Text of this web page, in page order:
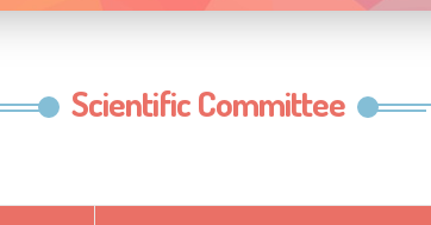
Scientific Committee